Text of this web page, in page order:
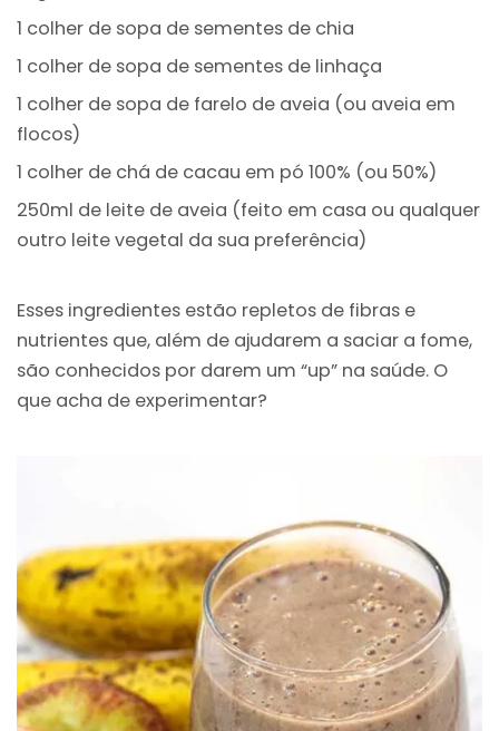
1 colher de sopa de sementes de chia
1 colher de sopa de sementes de linhaça
1 colher de sopa de farelo de aveia (ou aveia em
flocos)
1 colher de chá de cacau em pó 100% (ou 50%)
250ml de leite de aveia (feito em casa ou qualquer
outro leite vegetal da sua preferência)
Esses ingredientes estão repletos de fibras e
nutrientes que, além de ajudarem a saciar a fome,
são conhecidos por darem um “up” na saúde. O
que acha de experimentar?